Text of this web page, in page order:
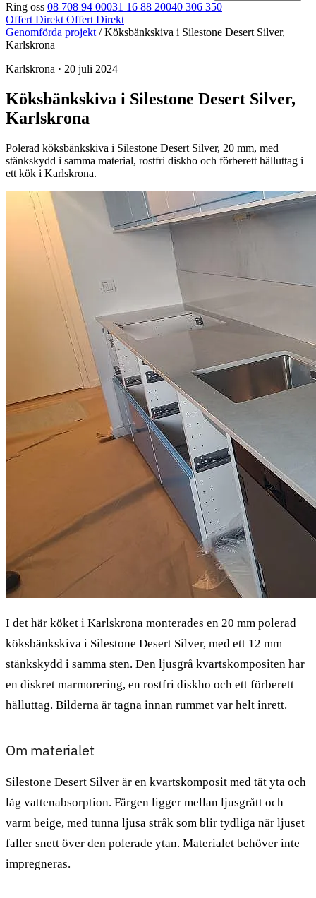
Ring oss 08 708 94 00031 16 88 20040 306 350
Offert Direkt Offert Direkt
Genomförda projekt / Köksbänkskiva i Silestone Desert Silver,
Karlskrona
Karlskrona · 20 juli 2024
Köksbänkskiva i Silestone Desert Silver,
Karlskrona
Polerad köksbänkskiva i Silestone Desert Silver, 20 mm, med
stänkskydd i samma material, rostfri diskho och förberett hälluttag i
ett kök i Karlskrona.
I det här köket i Karlskrona monterades en 20 mm polerad
köksbänkskiva i Silestone Desert Silver, med ett 12 mm
stänkskydd i samma sten. Den ljusgrå kvartskompositen har
en diskret marmorering, en rostfri diskho och ett förberett
hälluttag. Bilderna är tagna innan rummet var helt inrett.
Om materialet
Silestone Desert Silver är en kvartskomposit med tät yta och
låg vattenabsorption. Färgen ligger mellan ljusgrått och
varm beige, med tunna ljusa stråk som blir tydliga när ljuset
faller snett över den polerade ytan. Materialet behöver inte
impregneras.